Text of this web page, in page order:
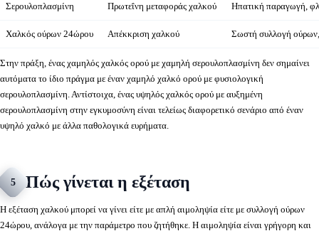
Σερουλοπλασμίνη Πρωτεΐνη μεταφοράς χαλκού Ηπατική παραγωγή,
Χαλκός ούρων 24ώρου Απέκκριση χαλκού Σωστή συλλογή ούρων,
Στην πράξη, ένας χαμηλός χαλκός ορού με χαμηλή σερουλοπλασμίνη δεν σημαίνει
αυτόματα το ίδιο πράγμα με έναν χαμηλό χαλκό ορού με φυσιολογική
σερουλοπλασμίνη. Αντίστοιχα, ένας υψηλός χαλκός ορού με αυξημένη
σερουλοπλασμίνη στην εγκυμοσύνη είναι τελείως διαφορετικό σενάριο από έναν
υψηλό χαλκό με άλλα παθολογικά ευρήματα.
5 Πώς γίνεται η εξέταση
Η εξέταση χαλκού μπορεί να γίνει είτε με απλή αιμοληψία είτε με συλλογή ούρων
24ώρου, ανάλογα με την παράμετρο που ζητήθηκε. Η αιμοληψία είναι γρήγορη και